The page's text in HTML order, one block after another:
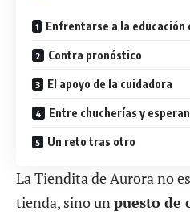
Enfrentarse a la educación
Contra pronóstico
El apoyo de la cuidadora
Entre chucherías y
Un reto tras otro
La Tiendita de Aurora no
tienda, sino un puesto de